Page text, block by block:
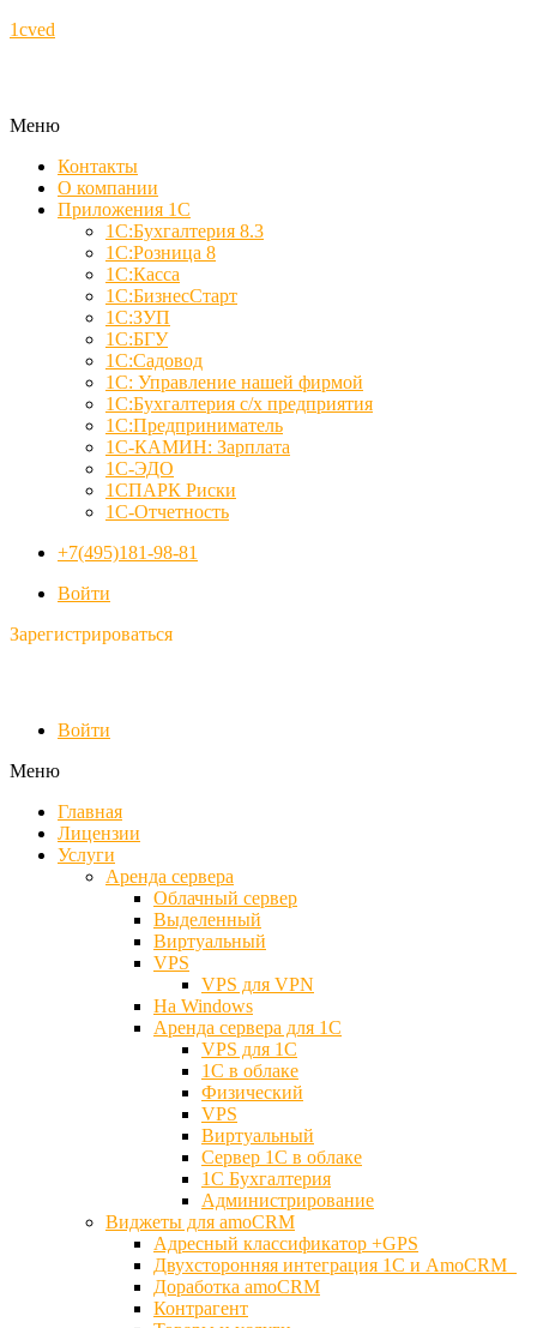
1cved
Меню
Контакты
О компании
Приложения 1С
1С:Бухгалтерия 8.3
1С:Розница 8
1С:Касса
1С:БизнесСтарт
1С:ЗУП
1С:БГУ
1С:Садовод
1С: Управление нашей фирмой
1С:Бухгалтерия с/х предприятия
1С:Предприниматель
1С-КАМИН: Зарплата
1С-ЭДО
1СПАРК Риски
1С-Отчетность
+7(495)181-98-81
Войти
Зарегистрироваться
Войти
Меню
Главная
Лицензии
Услуги
Аренда сервера
Облачный сервер
Выделенный
Виртуальный
VPS
VPS для VPN
На Windows
Аренда сервера для 1С
VPS для 1С
1С в облаке
Физический
VPS
Виртуальный
Сервер 1С в облаке
1С Бухгалтерия
Администрирование
Виджеты для amoCRM
Адресный классификатор +GPS
Двухсторонняя интеграция 1С и AmoCRM
Доработка amoCRM
Контрагент